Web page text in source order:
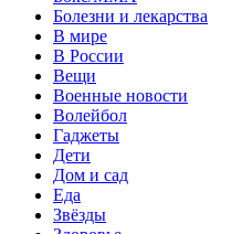
Болезни и лекарства
В мире
В России
Вещи
Военные новости
Волейбол
Гаджеты
Дети
Дом и сад
Еда
Звёзды